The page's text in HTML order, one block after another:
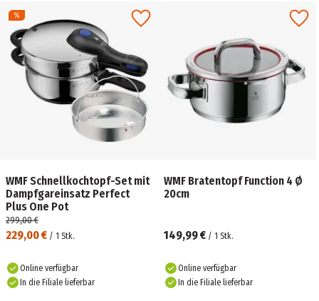
WMF Schnellkochtopf-Set mit
Dampfgareinsatz Perfect
Plus One Pot
229,00 € / 1 Stk.
299,00 €
Online verfügbar
In die Filiale lieferbar
WMF Bratentopf Function 4 Ø
20cm
149,99 € / 1 Stk.
Online verfügbar
In die Filiale lieferbar